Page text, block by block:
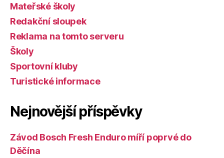
Mateřské školy
Redakční sloupek
Reklama na tomto serveru
Školy
Sportovní kluby
Turistické informace
Nejnovější příspěvky
Závod Bosch Fresh Enduro míří poprvé do
Děčína